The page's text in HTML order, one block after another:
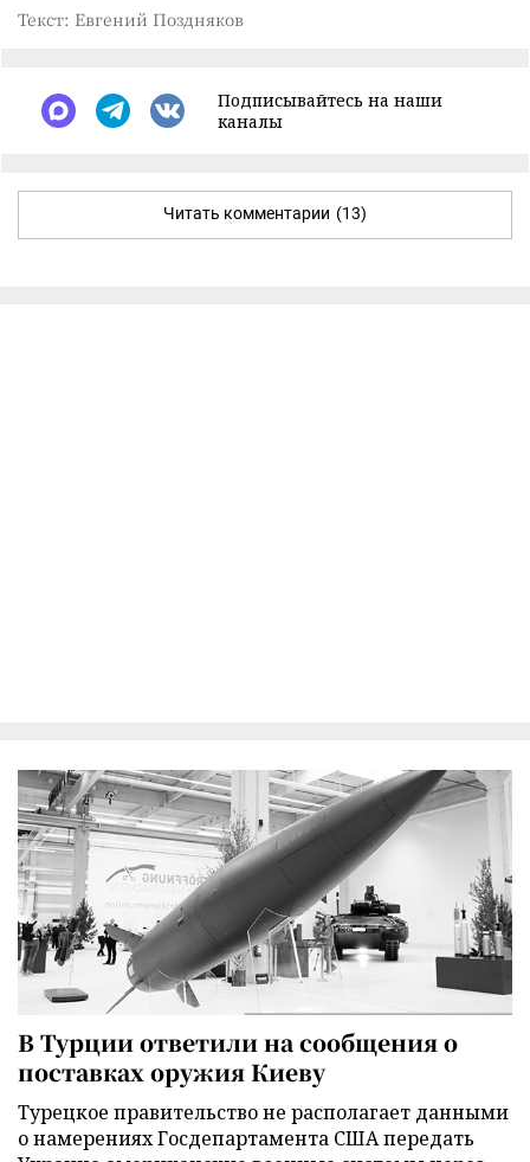
Текст: Евгений Поздняков
Подписывайтесь на наши
каналы
Читать комментарии (13)
В Турции ответили на сообщения о
поставках оружия Киеву
Турецкое правительство не располагает данными
о намерениях Госдепартамента США передать